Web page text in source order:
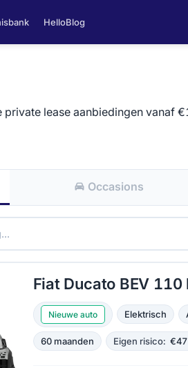
HelloBlog
lease aanbiedingen vanaf
Occasions
Fiat Ducato BEV
Nieuwe auto Elektrisch
60 maanden Eigen risico: